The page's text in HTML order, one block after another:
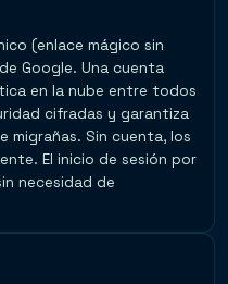
(enlace mágico sin
Google. Una cuenta
en la nube entre todos
cifradas y garantiza
migrañas. Sin cuenta, los
El inicio de sesión por
necesidad de